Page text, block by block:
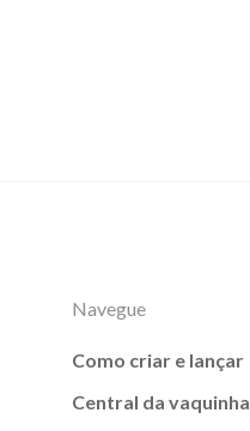
Navegue
Como criar e lançar
Central da vaquinha